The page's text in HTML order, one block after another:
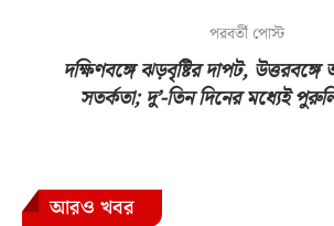
পরবর্তী পোস্ট
দক্ষিণবঙ্গে ঝড়বৃষ্টির দাপট, উত্তরবঙ্গে
সতর্কতা; দু’-তিন দিনের মধ্যেই
আরও খবর